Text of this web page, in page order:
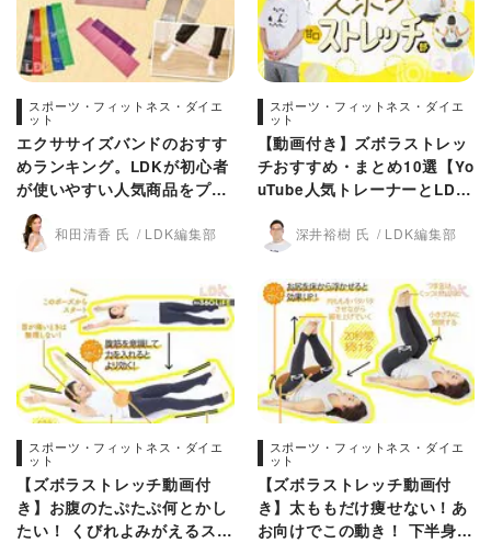
スポーツ・フィットネス・ダイエ
ット
エクササイズバンドのおすす
めランキング。LDKが初心者
が使いやすい人気商品をプロ
と比較
和田清香 氏 LDK編集部
スポーツ・フィットネス・ダイエ
ット
【動画付き】ズボラストレッ
チおすすめ・まとめ10選【Yo
uTube人気トレーナーとLDK
深井裕樹 氏 LDK編集部
スポーツ・フィットネス・ダイエ
ット
【ズボラストレッチ動画付
き】お腹のたぷたぷ何とかし
たい！ くびれよみがえるスト
スポーツ・フィットネス・ダイエ
ット
【ズボラストレッチ動画付
き】太ももだけ痩せない！あ
お向けでこの動き！ 下半身引